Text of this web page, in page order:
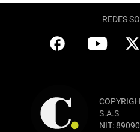
REDES
S.A.S
NIT: